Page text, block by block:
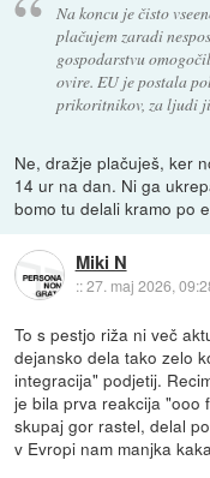
Na koncu je čisto
plačujem zaradi
gospodarstvu
ovire. EU je postala
prikoritnikov, za ljudi
Ne, dražje plačuješ, ker
14 ur na dan. Ni ga
bomo tu delali kramo po
Miki N
::27. maj 2026,
To s pestjo riža ni več
dejansko dela tako zelo
integracija" podjetij.
je bila prva reakcija "ooo
skupaj gor rastel, delal
v Evropi nam manjka